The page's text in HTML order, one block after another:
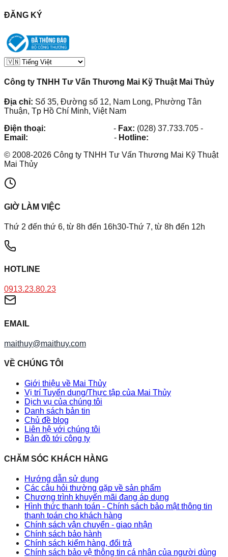
ĐĂNG KÝ
Công ty TNHH Tư Vấn Thương Mai Kỹ Thuật Mai Thủy
Địa chỉ: Số 35, Đường số 12, Nam Long, Phường Tân
Thuận, Tp Hồ Chí Minh, Việt Nam
Điện thoại:
- Fax: (028) 37.733.705 -
Email:
- Hotline:
© 2008-2026 Công ty TNHH Tư Vấn Thương Mai Kỹ Thuật
Mai Thủy
GIỜ LÀM VIỆC
Thứ 2 đến thứ 6, từ 8h đến 16h30-Thứ 7, từ 8h đến 12h
HOTLINE
0913.23.80.23
EMAIL
maithuy@maithuy.com
VỀ CHÚNG TÔI
Giới thiệu về Mai Thủy
Vị trí Tuyển dụng/Thực tập của Mai Thủy
Dịch vụ của chúng tôi
Danh sách bản tin
Chủ đề blog
Liên hệ với chúng tôi
Bản đồ tới công ty
CHĂM SÓC KHÁCH HÀNG
Hướng dẫn sử dụng
Các câu hỏi thường gặp về sản phẩm
Chương trình khuyến mãi đang áp dụng
Hình thức thanh toán - Chính sách bảo mật thông tin
thanh toán cho khách hàng
Chính sách vận chuyển - giao nhận
Chính sách bảo hành
Chính sách kiểm hàng, đổi trả
Chính sách bảo vệ thông tin cá nhân của người dùng